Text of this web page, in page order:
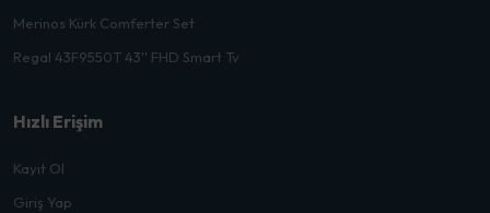
Merinos Kürk Comferter Set
Regal 43F9550T 43'' FHD Smart Tv
Hızlı Erişim
Kayıt Ol
Giriş Yap